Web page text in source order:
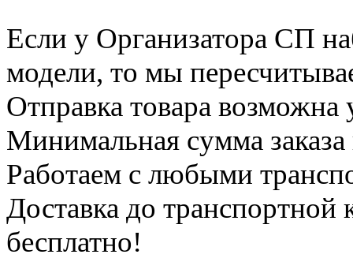
Если у Организатора СП
модели, то мы
Отправка товара
Минимальная сумма заказа
Работаем с любыми
Доставка до транспортной
бесплатно!